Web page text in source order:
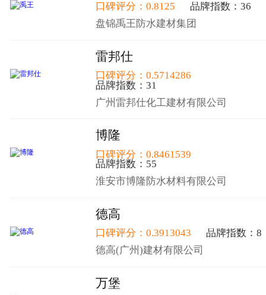
口碑评分：0.8125
品牌指数：36
盘锦禹王防水建材集团
雷邦仕
口碑评分：0.5714286
品牌指数：31
广州雷邦仕化工建材有限公司
博隆
口碑评分：0.8461539
品牌指数：55
淮安市博隆防水材料有限公司
德高
口碑评分：0.3913043
品牌指数：8
德高(广州)建材有限公司
万堡